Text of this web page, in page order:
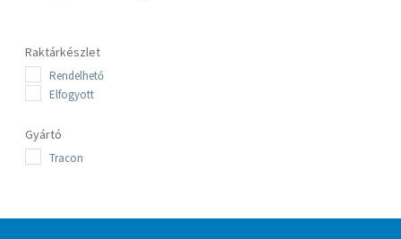
Raktárkészlet
Rendelhető
Elfogyott
Gyártó
Tracon